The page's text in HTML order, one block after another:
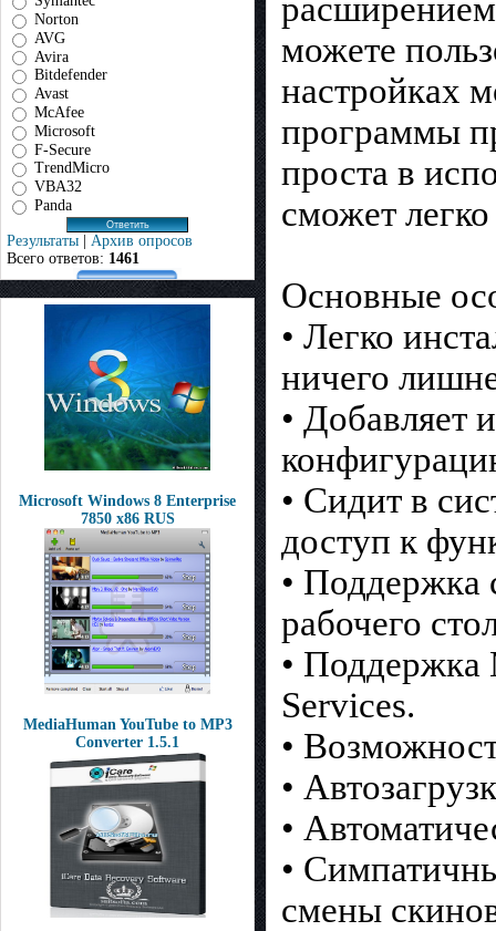
Norton
AVG
Avira
Bitdefender
Avast
McAfee
Microsoft
F-Secure
TrendMicro
VBA32
Panda
Результаты | Архив опросов
Всего ответов: 1461
Microsoft Windows 8 Enterprise
7850 x86 RUS
MediaHuman YouTube to MP3
Converter 1.5.1
расширением
можете
настройках
программы
проста в
сможет
Основные
• Легко
ничего
• Добавляет
• Сидит в
доступ к
• Поддержка
рабочего
• Поддержка
Services.
•
•
•
•
смены